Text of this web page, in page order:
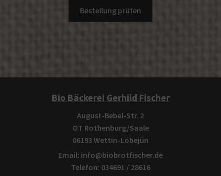
Bestellung prüfen
Bio Bäckerei Gerhild Fischer
August-Bebel-Str. 2
OT Rothenburg/Saale
06193 Wettin-Löbejün
Email: info@biobrotfischer.de
Telefon: 034691 / 28616